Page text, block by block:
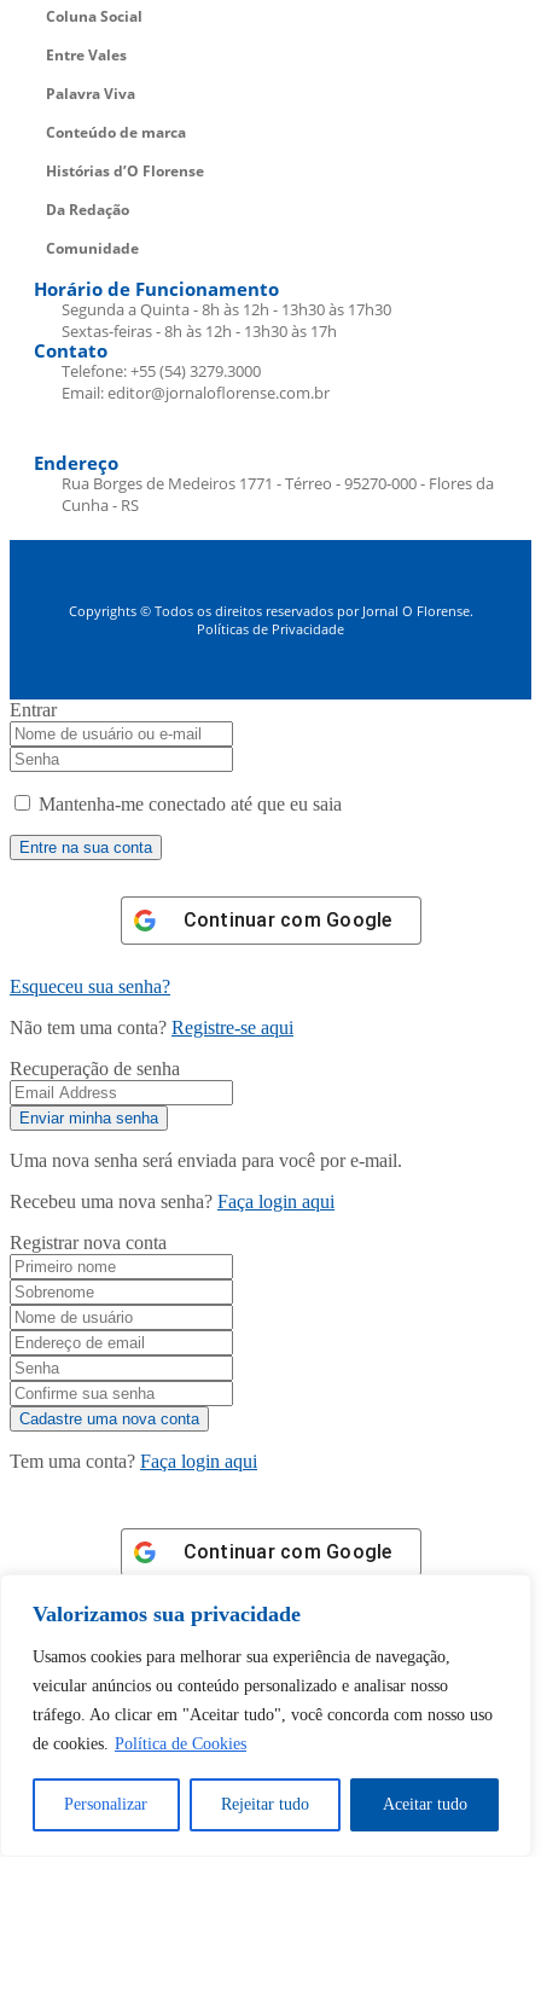
Valorizamos sua privacidade
Usamos cookies para melhorar sua experiência de navegação,
veicular anúncios ou conteúdo personalizado e analisar nosso
tráfego. Ao clicar em "Aceitar tudo", você concorda com nosso uso
de cookies. Política de Cookies
Personalizar Rejeitar tudo Aceitar tudo
Coluna Social
Entre Vales
Palavra Viva
Conteúdo de marca
Histórias d’O Florense
Da Redação
Comunidade
Horário de Funcionamento
Segunda a Quinta - 8h às 12h - 13h30 às 17h30
Sextas-feiras - 8h às 12h - 13h30 às 17h
Contato
Telefone: +55 (54) 3279.3000
Email: editor@jornaloflorense.com.br
Endereço
Rua Borges de Medeiros 1771 - Térreo - 95270-000 - Flores da
Cunha - RS
Copyrights © Todos os direitos reservados por Jornal O Florense.
Políticas de Privacidade
Entrar
Mantenha-me conectado até que eu saia
Continuar com Google
Esqueceu sua senha?
Não tem uma conta? Registre-se aqui
Recuperação de senha
Uma nova senha será enviada para você por e-mail.
Recebeu uma nova senha? Faça login aqui
Registrar nova conta
Tem uma conta? Faça login aqui
Continuar com Google
Tem certeza de que deseja
desbloquear esta publicação?